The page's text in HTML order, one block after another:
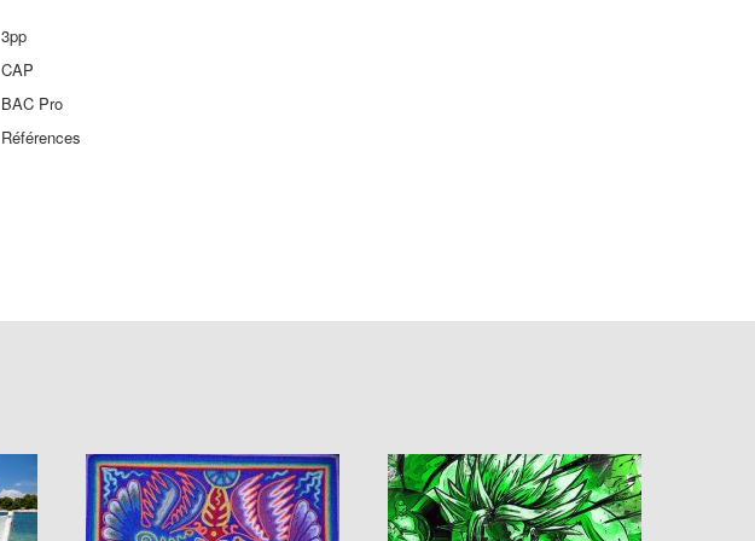
3pp
CAP
BAC Pro
Références